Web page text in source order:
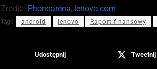
Źródło: Phonearena, lenovo.com
Tagi: android lenovo Raport finansowy
Udostępnij Tweetnij